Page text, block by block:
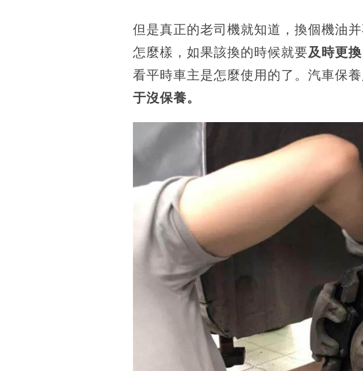
但是真正的老司機就知道，換個機油
怎麼樣，如果該換的時候就要及時更換
看平時車主是怎麼使用的了。汽車保
于沒保養。